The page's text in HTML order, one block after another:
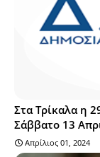
Στα Τρίκαλα η
Σάββατο 13
Απρίλιος 01, 2024